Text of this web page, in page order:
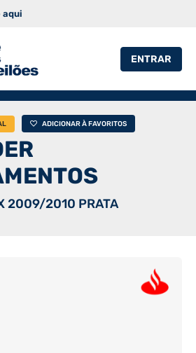
aqui
ENTRAR
ADICIONAR À FAVORITOS
2009/2010 PRATA